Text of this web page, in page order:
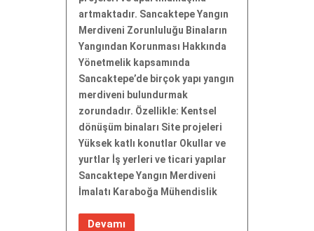
artmaktadır. Sancaktepe Yangın
Merdiveni Zorunluluğu Binaların
Yangından Korunması Hakkında
Yönetmelik kapsamında
Sancaktepe’de birçok yapı yangın
merdiveni bulundurmak
zorundadır. Özellikle: Kentsel
dönüşüm binaları Site projeleri
Yüksek katlı konutlar Okullar ve
yurtlar İş yerleri ve ticari yapılar
Sancaktepe Yangın Merdiveni
İmalatı Karaboğa Mühendislik
Devamı